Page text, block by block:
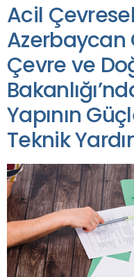
Acil
Çevre ve
Yapının
Teknik